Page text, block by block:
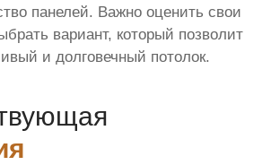
панелей. Важно оценить свои
вариант, который позволит
и долговечный потолок.